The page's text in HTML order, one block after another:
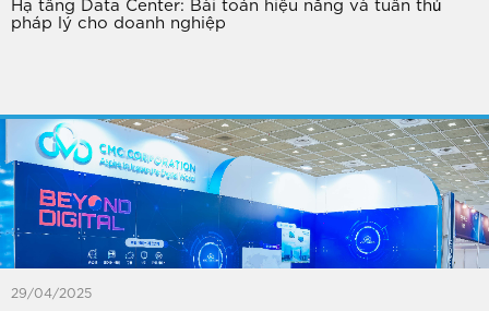
Hạ tầng Data Center: Bài toán hiệu năng và tuân thủ
pháp lý cho doanh nghiệp
29/04/2025